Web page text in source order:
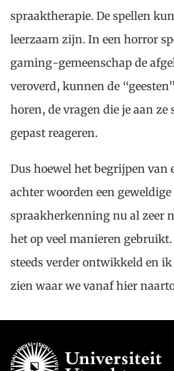
spraaktherapie. De spellen
leerzaam zijn. In een horror
gaming-gemeenschap de
veroverd, kunnen de
horen, de vragen die je aan ze
gepast reageren.
Dus hoewel het begrijpen van
achter woorden een
spraakherkenning nu al zeer
het op veel manieren
steeds verder ontwikkeld en
zien waar we vanaf hier